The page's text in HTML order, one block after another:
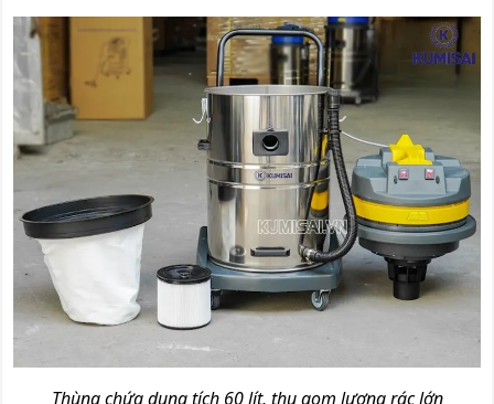
Thùng chứa dung tích 60 lít, thu gom lượng rác lớn